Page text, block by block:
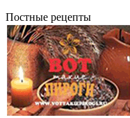
Постные рецепты